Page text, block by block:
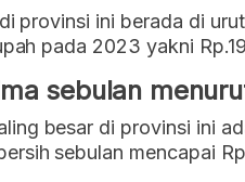
provinsi ini berada di
pada 2023 yakni
sebulan
besar di provinsi ini
sebulan mencapai